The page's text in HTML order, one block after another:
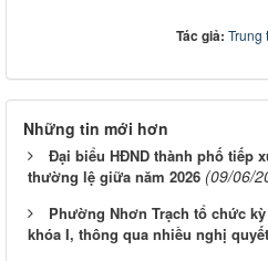
Tác giả: Trung
Những tin mới hơn
Đại biểu HĐND thành phố tiếp
thường lệ giữa năm 2026 (09/06/
Phường Nhơn Trạch tổ chức
khóa I, thông qua nhiều nghị